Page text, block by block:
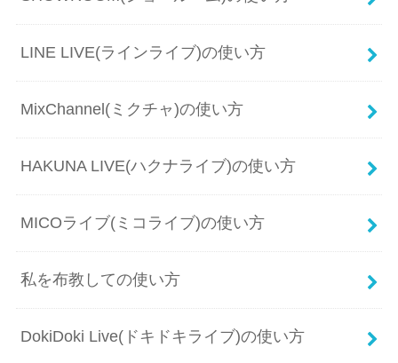
LINE LIVE(ラインライブ)の使い方
MixChannel(ミクチャ)の使い方
HAKUNA LIVE(ハクナライブ)の使い方
MICOライブ(ミコライブ)の使い方
私を布教しての使い方
DokiDoki Live(ドキドキライブ)の使い方